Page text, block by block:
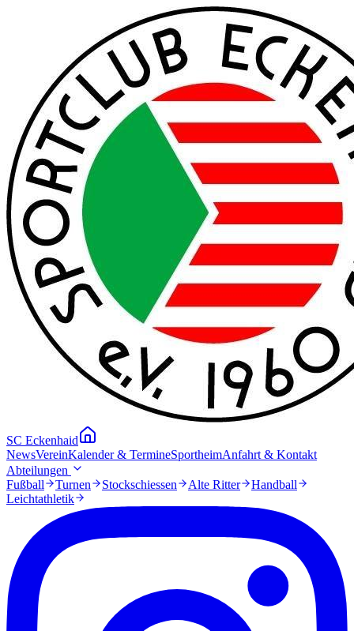
SC Eckenhaid
NewsVereinKalender & TermineSportheimAnfahrt & Kontakt
Abteilungen
Fußball
Turnen Stockschiessen Alte Ritter
Handball
Leichtathletik